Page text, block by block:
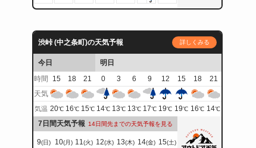
渋峠 (中之条町)の天気予報 詳しくみる
今日
明日
時間
15 18 21 0 3 6 9 12 15 18
21
天気
気温 20℃ 16℃ 15℃ 14℃ 13℃ 13℃ 17℃ 19℃ 19℃ 16℃ 14℃
7日間天気予報 14日間先までの天気予報を見る
9(日) 10(月) 11(火) 12(水) 13(木) 14(金) 15(土)